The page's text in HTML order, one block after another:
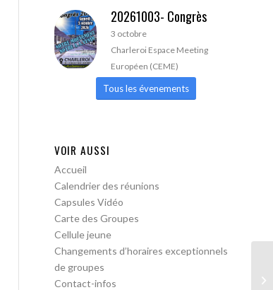
20261003- Congrès
3 octobre
Charleroi Espace Meeting
Européen (CEME)
Tous les évenements
VOIR AUSSI
Accueil
Calendrier des réunions
Capsules Vidéo
Carte des Groupes
Cellule jeune
Changements d’horaires exceptionnels
de groupes
Contact-infos